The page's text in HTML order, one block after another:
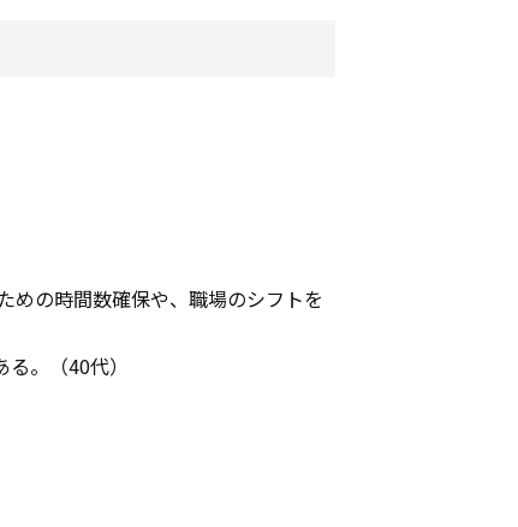
めの時間数確保や、職場のシフトを
。（40代）